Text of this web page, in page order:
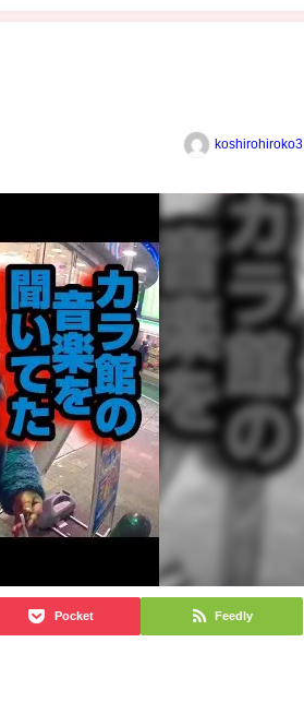
koshirohiroko3
Pocket Feedly